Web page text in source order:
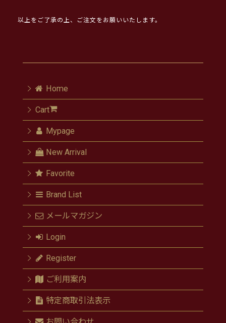
以上をご了承の上、ご注文をお願いいたします。
Home
Cart
Mypage
New Arrival
Favorite
Brand List
メールマガジン
Login
Register
ご利用案内
特定商取引法表示